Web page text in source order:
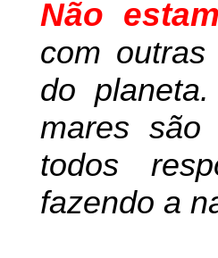
Não
com
do
mares são
todos
fazendo a